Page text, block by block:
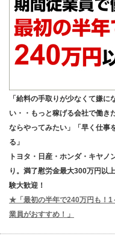
「給料の手取りが少なくて嫌
い・・もっと稼げる会社で働き
ならやってみたい」「早く仕事
る」
トヨタ・日産・ホンダ・キヤ
り。満了慰労金最大300万円以
験大歓迎！
★「最初の半年で240万円も！1
業員がおすすめ！」